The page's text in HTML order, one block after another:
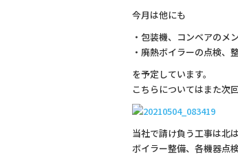
今月は他にも
・包装機、コンベアのメ
・廃熱ボイラーの点検、
を予定しています。
こちらについてはまた次
当社で請け負う工事は北
ボイラー整備、各機器点